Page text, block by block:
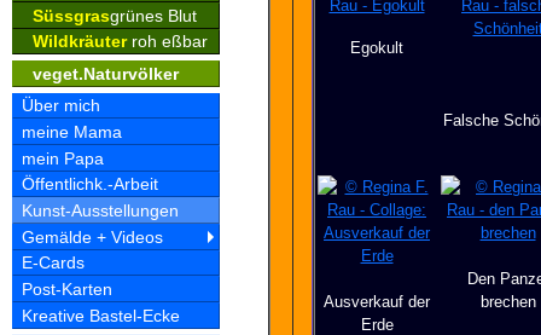
Süssgrasgrünes Blut
Wildkräuterroh eßbar
veget.Naturvölker
Über mich
meine Mama
mein Papa
Öffentlichk.-Arbeit
Kunst-Ausstellungen
Gemälde + Videos
E-Cards
Post-Karten
Kreative Bastel-Ecke
Egokult
Falsche
Ausverkauf der
Erde
Den
brechen